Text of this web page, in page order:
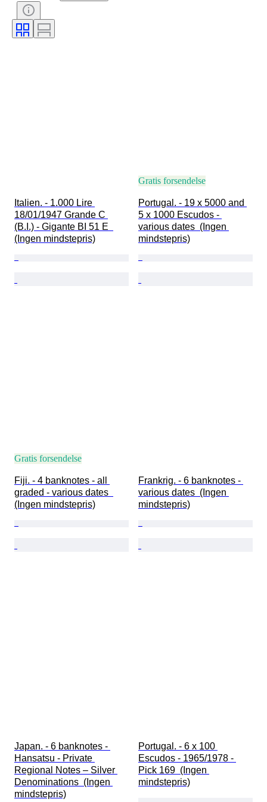
Italien. - 1.000 Lire
18/01/1947 Grande C
(B.I.) - Gigante BI 51 E
(Ingen mindstepris)
Gratis forsendelse
Portugal. - 19 x 5000 and
5 x 1000 Escudos -
various dates  (Ingen
mindstepris)
Gratis forsendelse
Fiji. - 4 banknotes - all
graded - various dates
(Ingen mindstepris)
Frankrig. - 6 banknotes -
various dates  (Ingen
mindstepris)
Japan. - 6 banknotes -
Hansatsu - Private
Regional Notes – Silver
Denominations  (Ingen
mindstepris)
Portugal. - 6 x 100
Escudos - 1965/1978 -
Pick 169  (Ingen
mindstepris)